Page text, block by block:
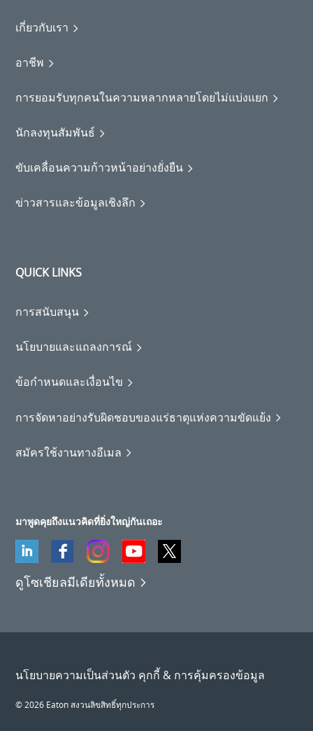
เกี่ยวกับเรา
อาชีพ
การยอมรับทุกคนในความหลากหลายโดยไม่แบ่งแยก
นักลงทุนสัมพันธ์
ขับเคลื่อนความก้าวหน้าอย่างยั่งยืน
ข่าวสารและข้อมูลเชิงลึก
QUICK LINKS
การสนับสนุน
นโยบายและแถลงการณ์
ข้อกำหนดและเงื่อนไข
การจัดหาอย่างรับผิดชอบของแร่ธาตุแห่งความขัดแย้ง
สมัครใช้งานทางอีเมล
มาพูดคุยถึงแนวคิดที่ยิ่งใหญ่กันเถอะ
ดูโซเชียลมีเดียทั้งหมด
นโยบายความเป็นส่วนตัว คุกกี้ & การคุ้มครองข้อมูล
© 2026 Eaton สงวนลิขสิทธิ์ทุกประการ